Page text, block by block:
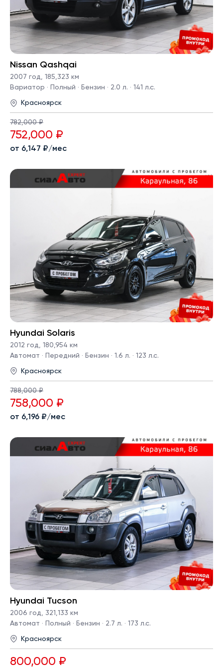
Nissan Qashqai
2007 год, 185,323 км
Вариатор · Полный · Бензин · 2.0 л. · 141 л.с.
Красноярск
782,000 ₽
752,000 ₽
от 6,147 ₽/мес
Hyundai Solaris
2012 год
180,954 км
Автомат · Передний · Бензин · 1.6 л. · 123 л.с.
Красноярск
788,000 ₽
758,000 ₽
от 6,196 ₽/мес
Hyundai Tucson
2006 год, 321,133 км
Автомат · Полный · Бензин · 2.7 л. · 173 л.с.
Красноярск
800,000 ₽